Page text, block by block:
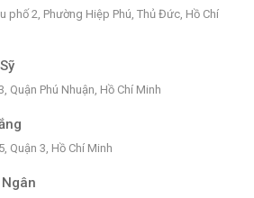
phố 2, Phường Hiệp Phú, Thủ Đức, Hồ Chí
Quận Phú Nhuận, Hồ Chí Minh
Quận 3, Hồ Chí Minh